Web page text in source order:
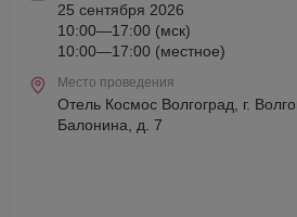
25 сентября 2026
10:00—17:00 (мск)
10:00—17:00 (местное)
Место проведения
Отель Космос Волгоград, г.
Балонина, д. 7